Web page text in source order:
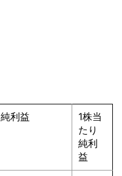
純利益
1株当
たり
純利
益